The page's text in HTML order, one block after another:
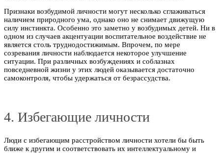
Признаки возбудимой личности могут несколько сглаживаться
наличием природного ума, однако оно не снимает движущую
силу инстинкта. Особенно это заметно у возбудимых детей. Ни в
одном из случаев акцентуации воспитательное воздействие не
является столь труднодостижимым. Впрочем, по мере
созревания личности наблюдается некоторое улучшение
ситуации. При различных возбуждениях и соблазнах
повседневной жизни у этих людей оказывается достаточно
самоконтроля, чтобы удержаться от безрассудства.
4. Избегающие личности
Люди с избегающим расстройством личности хотели бы быть
ближе к другим и соответствовать их интеллектуальному и